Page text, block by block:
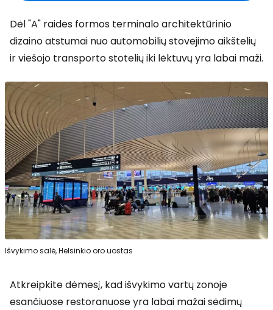
Dėl "A" raidės formos terminalo architektūrinio
dizaino atstumai nuo automobilių stovėjimo aikštelių
ir viešojo transporto stotelių iki lėktuvų yra labai maži.
Išvykimo salė, Helsinkio oro uostas
Atkreipkite dėmesį, kad išvykimo vartų zonoje
esančiuose restoranuose yra labai mažai sėdimų